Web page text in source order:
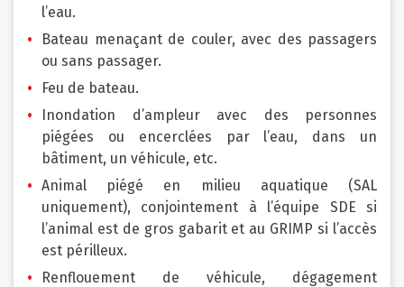
l’eau.
Bateau menaçant de couler, avec des passagers
ou sans passager.
Feu de bateau.
Inondation d’ampleur avec des personnes
piégées ou encerclées par l’eau, dans un
bâtiment, un véhicule, etc.
Animal piégé en milieu aquatique (SAL
uniquement), conjointement à l’équipe SDE si
l’animal est de gros gabarit et au GRIMP si l’accès
est périlleux.
Renflouement de véhicule, dégagement